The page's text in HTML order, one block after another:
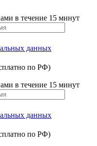
в течение 15 минут
данных
по РФ)
в течение 15 минут
данных
по РФ)